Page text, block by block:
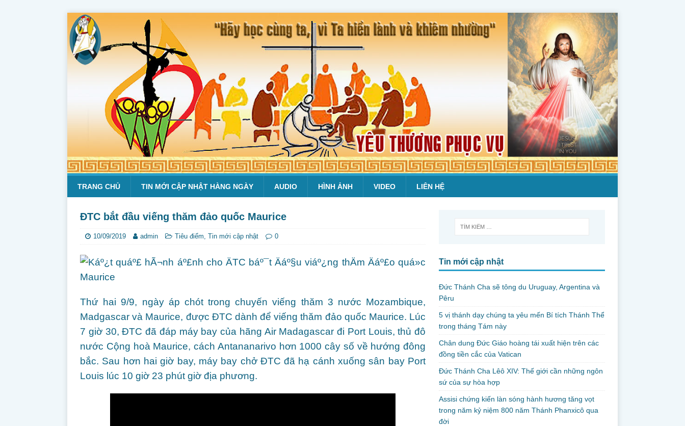
TRANG CHỦ TIN MỚI CẬP NHẬT HÀNG NGÀY AUDIO HÌNH ẢNH VIDEO LIÊN HỆ
ĐTC bắt đầu viếng thăm đảo quốc Maurice
10/09/2019 admin Tiêu điểm, Tin mới cập nhật 0
Thứ hai 9/9, ngày áp chót trong chuyến viếng thăm 3 nước Mozambique,
Madgascar và Maurice, được ĐTC dành để viếng thăm đảo quốc Maurice. Lúc
7 giờ 30, ĐTC đã đáp máy bay của hãng Air Madagascar đi Port Louis, thủ đô
nước Cộng hoà Maurice, cách Antananarivo hơn 1000 cây số về hướng đông
bắc. Sau hơn hai giờ bay, máy bay chở ĐTC đã hạ cánh xuống sân bay Port
Louis lúc 10 giờ 23 phút giờ địa phương.
Tin mới cập nhật
Đức Thánh Cha sẽ tông du Uruguay, Argentina và
Pêru
5 vị thánh dạy chúng ta yêu mến Bí tích Thánh Thể
trong tháng Tám này
Chân dung Đức Giáo hoàng tái xuất hiện trên các
đồng tiền cắc của Vatican
Đức Thánh Cha Lêô XIV: Thế giới cần những ngôn
sứ của sự hòa hợp
Assisi chứng kiến làn sóng hành hương tăng vọt
trong năm kỷ niệm 800 năm Thánh Phanxicô qua
đời